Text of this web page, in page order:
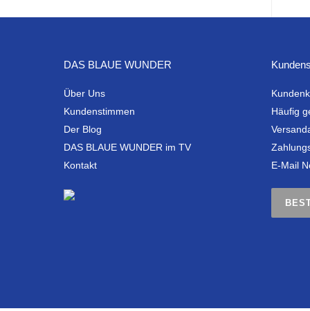
DAS BLAUE WUNDER
Über Uns
Kundenstimmen
Der Blog
DAS BLAUE WUNDER im TV
Kontakt
Häufig
E-Mail